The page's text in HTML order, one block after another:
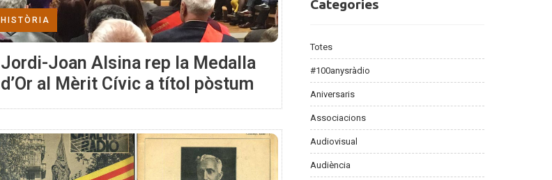
HISTÒRIA
Jordi-Joan Alsina rep la Medalla
d’Or al Mèrit Cívic a títol pòstum
Categories
Totes
#100anysràdio
Aniversaris
Associacions
Audiovisual
Audiència